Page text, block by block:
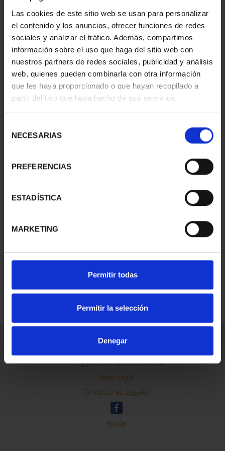
Las cookies de este sitio web se usan para personalizar
el contenido y los anuncios, ofrecer funciones de redes
sociales y analizar el tráfico. Además, compartimos
información sobre el uso que haga del sitio web con
nuestros partners de redes sociales, publicidad y análisis
web, quienes pueden combinarla con otra información
que les haya proporcionado o que hayan recopilado a
partir del uso que haya hecho de sus servicios.
NECESARIAS
PREFERENCIAS
ESTADÍSTICA
MARKETING
Permitir todas
Permitir la selección
Denegar
PATRIMONIO
NACIONAL II - PALACIO
73,00 €
REFINAR
Información General
Contacto
Preguntas Frequentes (FAQs)
Aviso Legal
Condiciones Legales
Ayuda